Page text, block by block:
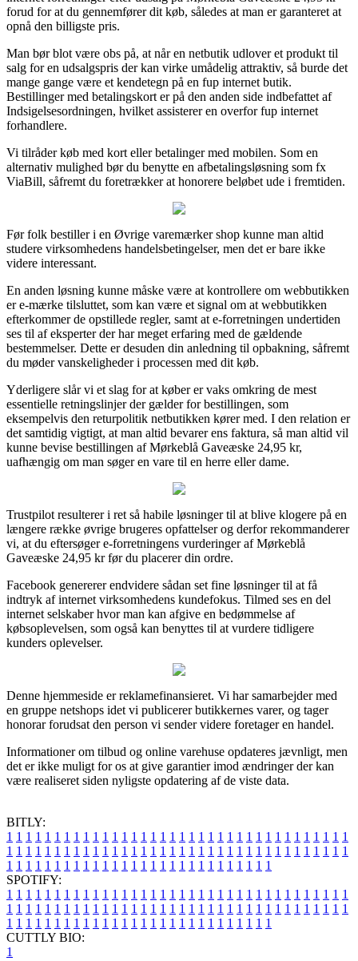
forud for at du gennemfører dit køb, således at man er garanteret at
opnå den billigste pris.
Man bør blot være obs på, at når en netbutik udlover et produkt til
salg for en udsalgspris der kan virke umådelig attraktiv, så burde det
mange gange være et kendetegn på en fup internet butik.
Bestillinger med betalingskort er på den anden side indbefattet af
Indsigelsesordningen, hvilket assisterer en overfor fup internet
forhandlere.
Vi tilråder køb med kort eller betalinger med mobilen. Som en
alternativ mulighed bør du benytte en afbetalingsløsning som fx
ViaBill, såfremt du foretrækker at honorere beløbet ude i fremtiden.
Før folk bestiller i en Øvrige varemærker shop kunne man altid
studere virksomhedens handelsbetingelser, men det er bare ikke
videre interessant.
En anden løsning kunne måske være at kontrollere om webbutikken
er e-mærke tilsluttet, som kan være et signal om at webbutikken
efterkommer de opstillede regler, samt at e-forretningen undertiden
ses til af eksperter der har meget erfaring med de gældende
bestemmelser. Dette er desuden din anledning til opbakning, såfremt
du møder vanskeligheder i processen med dit køb.
Yderligere slår vi et slag for at køber er vaks omkring de mest
essentielle retningslinjer der gælder for bestillingen, som
eksempelvis den returpolitik netbutikken kører med. I den relation er
det samtidig vigtigt, at man altid bevarer ens faktura, så man altid vil
kunne bevise bestillingen af Mørkeblå Gaveæske 24,95 kr,
uafhængig om man søger en vare til en herre eller dame.
Trustpilot resulterer i ret så habile løsninger til at blive klogere på en
længere række øvrige brugeres opfattelser og derfor rekommanderer
vi, at du eftersøger e-forretningens vurderinger af Mørkeblå
Gaveæske 24,95 kr før du placerer din ordre.
Facebook genererer endvidere sådan set fine løsninger til at få
indtryk af internet virksomhedens kundefokus. Tilmed ses en del
internet selskaber hvor man kan afgive en bedømmelse af
købsoplevelsen, som også kan benyttes til at vurdere tidligere
kunders oplevelser.
Denne hjemmeside er reklamefinansieret. Vi har samarbejder med
en gruppe netshops idet vi publicerer butikkernes varer, og tager
honorar forudsat den person vi sender videre foretager en handel.
Informationer om tilbud og online varehuse opdateres jævnligt, men
det er ikke muligt for os at give garantier imod ændringer der kan
være realiseret siden nyligste opdatering af de viste data.
BITLY:
1 1 1 1 1 1 1 1 1 1 1 1 1 1 1 1 1 1 1 1 1 1 1 1 1 1 1 1 1 1 1 1 1 1 1 1
1 1 1 1 1 1 1 1 1 1 1 1 1 1 1 1 1 1 1 1 1 1 1 1 1 1 1 1 1 1 1 1 1 1 1 1
1 1 1 1 1 1 1 1 1 1 1 1 1 1 1 1 1 1 1 1 1 1 1 1 1 1 1 1
SPOTIFY:
1 1 1 1 1 1 1 1 1 1 1 1 1 1 1 1 1 1 1 1 1 1 1 1 1 1 1 1 1 1 1 1 1 1 1 1
1 1 1 1 1 1 1 1 1 1 1 1 1 1 1 1 1 1 1 1 1 1 1 1 1 1 1 1 1 1 1 1 1 1 1 1
1 1 1 1 1 1 1 1 1 1 1 1 1 1 1 1 1 1 1 1 1 1 1 1 1 1 1 1
CUTTLY BIO:
1